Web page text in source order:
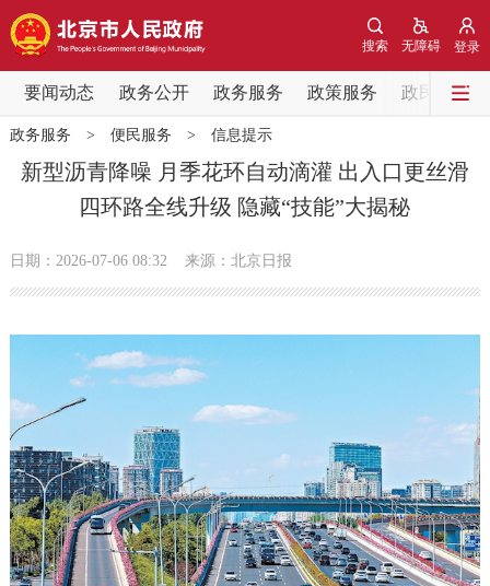
登录
无障碍
搜索
要闻动态 政务公开 政务服务 政策服务 政民互动
要闻动态
党中央精神 国务院信息
北京要闻 会议信息 部门动态
市领导
政策兑现 回应关切
决策公开 专题公开
政务服务
政务服务 > 便民服务 > 信息提示
新型沥青降噪 月季花环自动滴灌 出入口更丝滑
四环路全线升级 隐藏“技能”大揭秘
日期：2026-07-06 08:32 来源：北京日报